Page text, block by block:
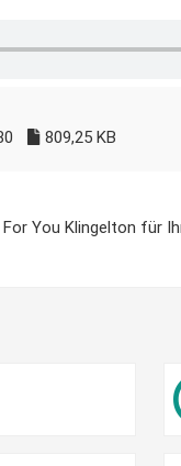
809,25 KB
You Klingelton für